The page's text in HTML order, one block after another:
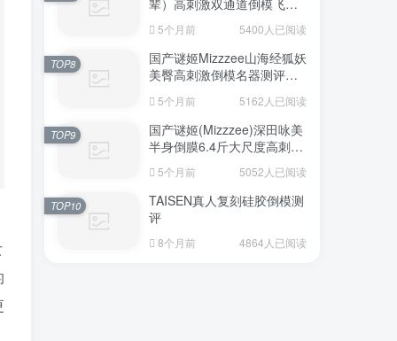
辈）高刺激双通道倒模飞机
杯深度测评报告
5个月前 5400人已阅读
国产谜姬Mizzzee山海经狐妖
美臀高刺激倒模名器测评报
5个月前 5162人已阅读
TOP8
国产谜姬(Mizzzee)深田咏美
半身倒膜6.4斤大尺度高刺激
5个月前 5052人已阅读
TOP9
TAISEN真人复刻硅胶倒模测
评
8个月前 4864人已阅读
TOP10